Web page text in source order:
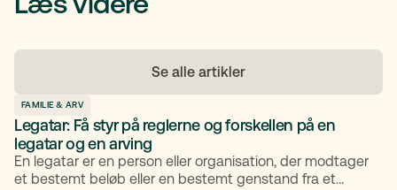
Se alle artikler
FAMILIE & ARV
Legatar: Få styr på reglerne og forskellen på en
legatar og en arving
En legatar er en person eller organisation, der modtager
et bestemt beløb eller en bestemt genstand fra et